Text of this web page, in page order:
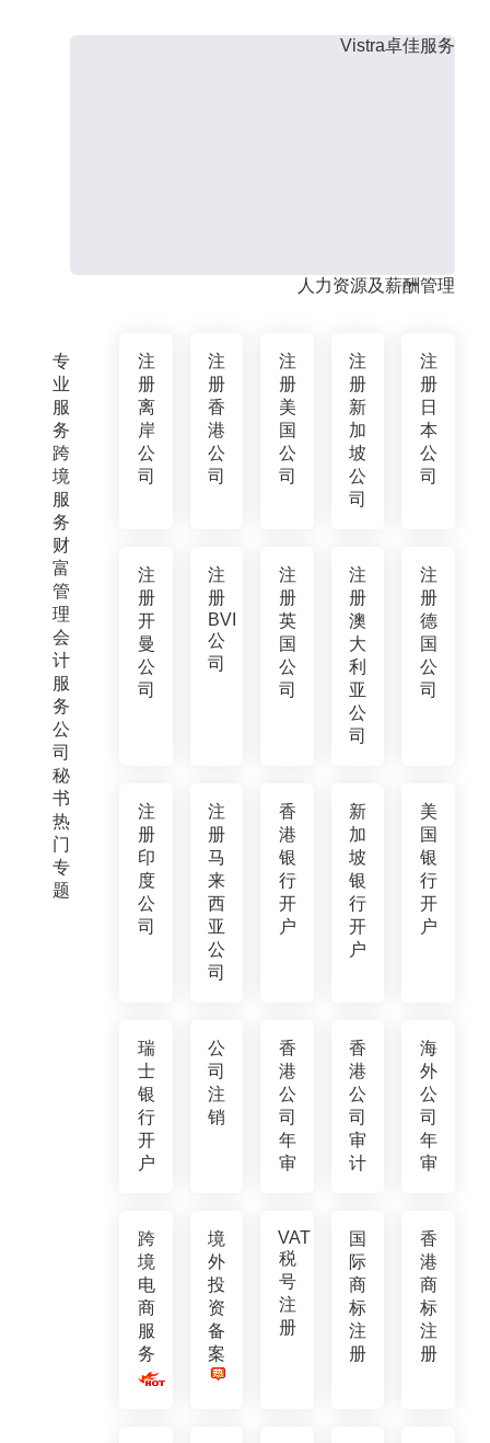
专
业
服
务
跨
境
服
务
财
富
管
理
会
计
服
务
公
司
秘
书
热
门
专
题
Vistra卓佳服务
人力资源及薪酬管理
注
册
离
岸
公
司
注
册
香
港
公
司
注
册
美
国
公
司
注
册
新
加
坡
公
司
注
册
日
本
公
司
注
册
开
曼
公
司
注
册
BVI
公
司
注
册
英
国
公
司
注
册
澳
大
利
亚
公
司
注
册
德
国
公
司
注
册
印
度
公
司
注
册
马
来
西
亚
公
司
香
港
银
行
开
户
新
加
坡
银
行
开
户
美
国
银
行
开
户
瑞
士
银
行
开
户
公
司
注
销
香
港
公
司
年
审
香
港
公
司
审
计
海
外
公
司
年
审
跨
境
电
商
服
务
境
外
投
资
备
案
VAT
税
号
注
册
国
际
商
标
注
册
香
港
商
标
注
册